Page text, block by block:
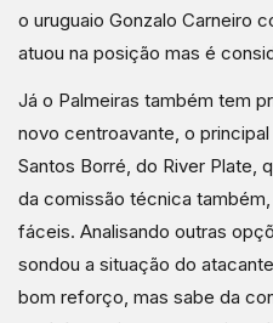
o uruguaio Gonzalo Carneiro
atuou na posição mas é
Já o Palmeiras também tem
novo centroavante, o
Santos Borré, do River Plate,
da comissão técnica
fáceis. Analisando outras
sondou a situação do
bom reforço, mas sabe da